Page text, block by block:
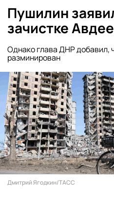
Пушилин
зачистке
Однако глава ДНР добавил,
разминирован
Дмитрий Ягодкин/ТАСС